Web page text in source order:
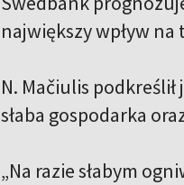
największy wpływ
N. Mačiulis
słaba gospodarka
„Na razie słabym